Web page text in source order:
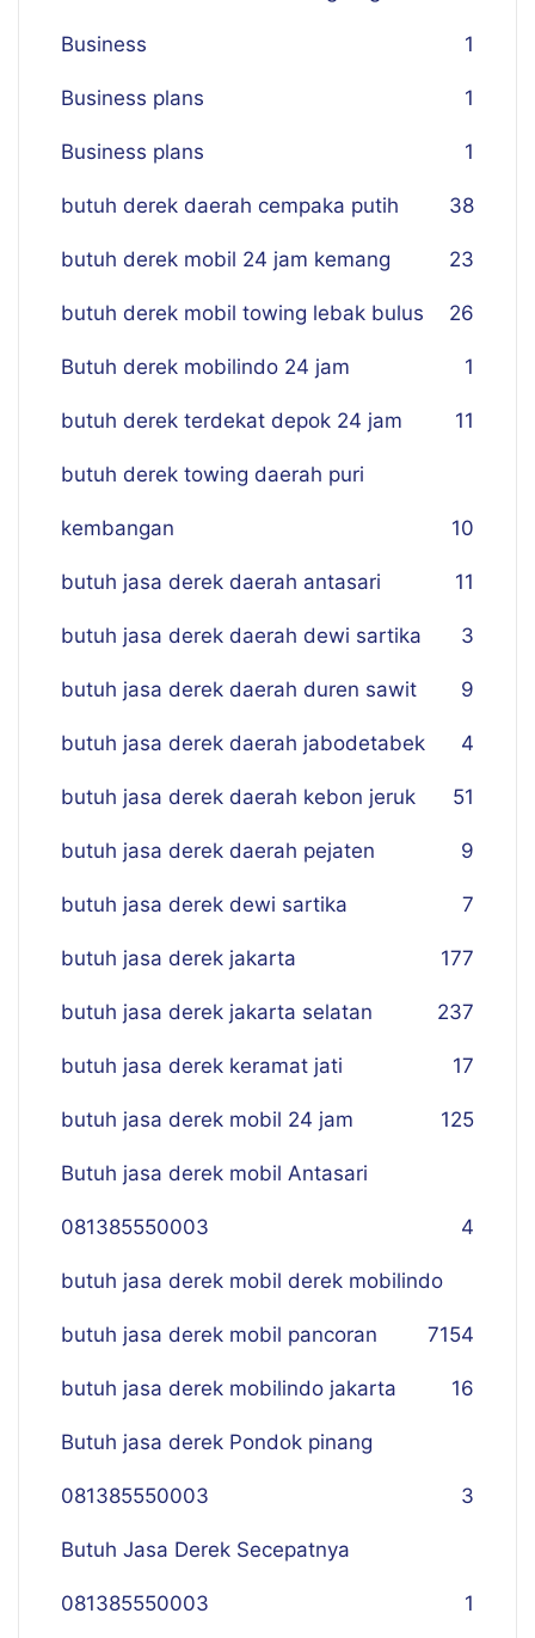
Business 1
Business plans 1
Business plans 1
butuh derek daerah cempaka putih 38
butuh derek mobil 24 jam kemang 23
butuh derek mobil towing lebak bulus 26
Butuh derek mobilindo 24 jam 1
butuh derek terdekat depok 24 jam 11
butuh derek towing daerah puri
kembangan 10
butuh jasa derek daerah antasari 11
butuh jasa derek daerah dewi sartika 3
butuh jasa derek daerah duren sawit 9
butuh jasa derek daerah jabodetabek 4
butuh jasa derek daerah kebon jeruk 51
butuh jasa derek daerah pejaten 9
butuh jasa derek dewi sartika 7
butuh jasa derek jakarta 177
butuh jasa derek jakarta selatan 237
butuh jasa derek keramat jati 17
butuh jasa derek mobil 24 jam 125
Butuh jasa derek mobil Antasari
081385550003 4
butuh jasa derek mobil derek mobilindo
154
butuh jasa derek mobil pancoran 7
butuh jasa derek mobilindo jakarta 16
Butuh jasa derek Pondok pinang
081385550003 3
Butuh Jasa Derek Secepatnya
081385550003 1